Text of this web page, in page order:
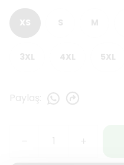
XS S M
3XL 4XL 5XL
Paylaş